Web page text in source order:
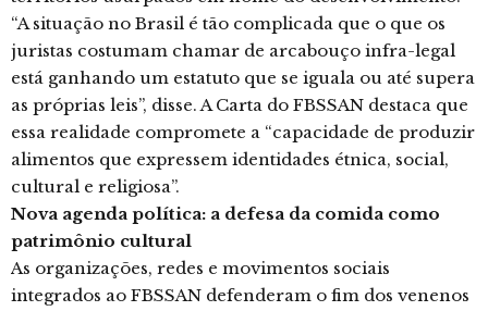
“A situação no Brasil é tão complicada que o que os
juristas costumam chamar de arcabouço infra-legal
está ganhando um estatuto que se iguala ou até supera
as próprias leis”, disse. A Carta do FBSSAN destaca que
essa realidade compromete a “capacidade de produzir
alimentos que expressem identidades étnica, social,
cultural e religiosa”.
Nova agenda política: a defesa da comida como
patrimônio cultural
As organizações, redes e movimentos sociais
integrados ao FBSSAN defenderam o fim dos venenos